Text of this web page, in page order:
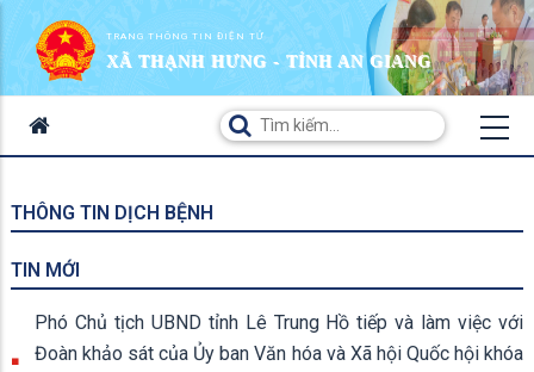
TRANG THÔNG TIN ĐIỆN TỬ
XÃ THẠNH HƯNG - TỈNH AN GIANG
THÔNG TIN DỊCH BỆNH
TIN MỚI
Phó Chủ tịch UBND tỉnh Lê Trung Hồ tiếp và làm việc với
Đoàn khảo sát của Ủy ban Văn hóa và Xã hội Quốc hội khóa